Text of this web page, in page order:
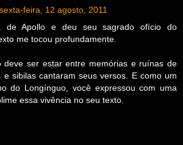
sexta-feira, 12 agosto, 2011
de Apollo e deu seu sagrado ofício do
me tocou profundamente.
deve ser estar entre memórias e ruínas de
e sibilas cantaram seus versos. E como um
do Longínguo, você expressou com uma
essa vivência no seu texto.